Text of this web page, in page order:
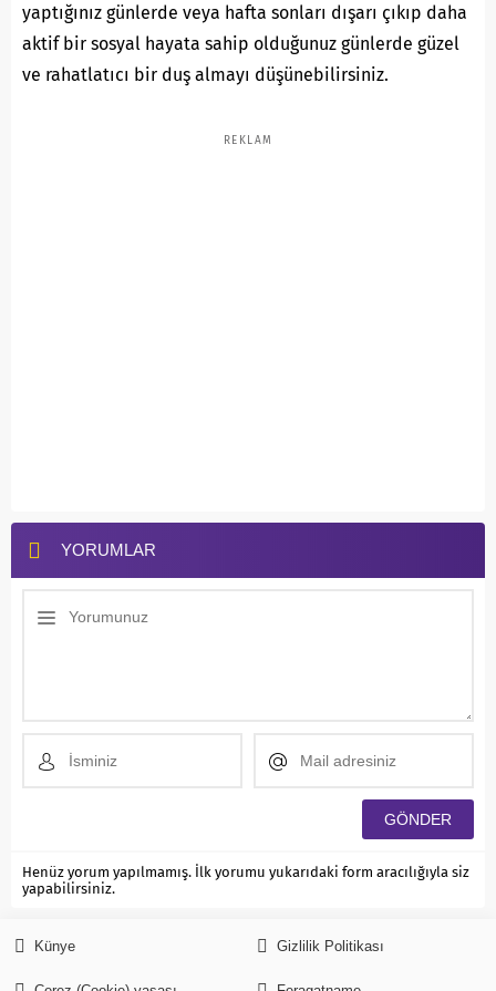
yaptığınız günlerde veya hafta sonları dışarı çıkıp daha
aktif bir sosyal hayata sahip olduğunuz günlerde güzel
ve rahatlatıcı bir duş almayı düşünebilirsiniz.
REKLAM
YORUMLAR
Henüz yorum yapılmamış. İlk yorumu yukarıdaki form aracılığıyla siz
yapabilirsiniz.
Künye Gizlilik Politikası